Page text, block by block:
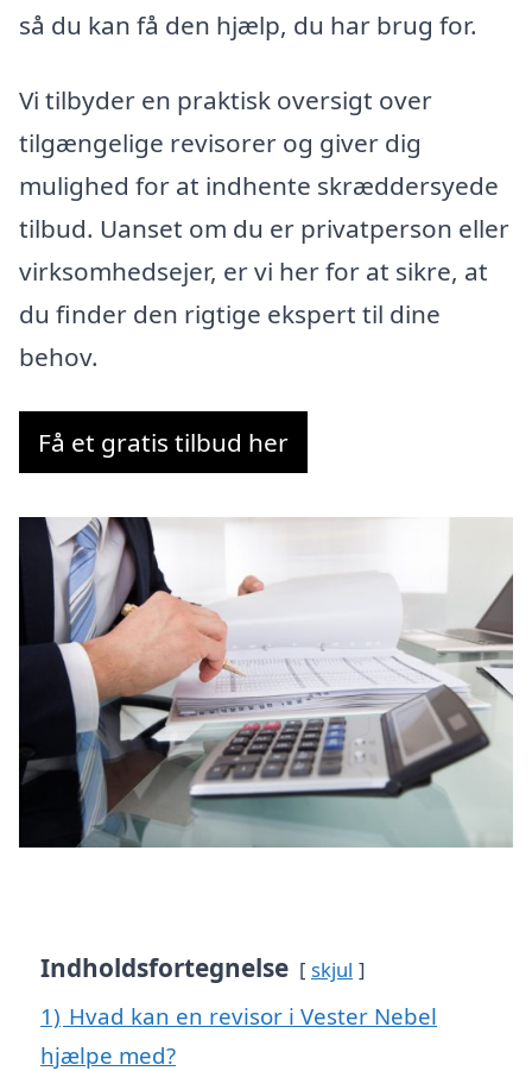
så du kan få den hjælp, du har brug for.
Vi tilbyder en praktisk oversigt over
tilgængelige revisorer og giver dig
mulighed for at indhente skræddersyede
tilbud. Uanset om du er privatperson eller
virksomhedsejer, er vi her for at sikre, at
du finder den rigtige ekspert til dine
behov.
Få et gratis tilbud her
Indholdsfortegnelse skjul
1) Hvad kan en revisor i Vester Nebel
hjælpe med?